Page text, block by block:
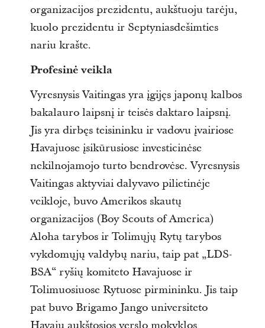
organizacijos prezidentu, aukštuoju tarėju,
kuolo prezidentu ir Septyniasdešimties
nariu krašte.
Profesinė veikla
Vyresnysis Vaitingas yra įgijęs japonų kalbos
bakalauro laipsnį ir teisės daktaro laipsnį.
Jis yra dirbęs teisininku ir vadovu įvairiose
Havajuose įsikūrusiose investicinėse
nekilnojamojo turto bendrovėse. Vyresnysis
Vaitingas aktyviai dalyvavo pilietinėje
veikloje, buvo Amerikos skautų
organizacijos (Boy Scouts of America)
Aloha tarybos ir Tolimųjų Rytų tarybos
vykdomųjų valdybų nariu, taip pat „LDS-
BSA“ ryšių komiteto Havajuose ir
Tolimuosiuose Rytuose pirmininku. Jis taip
pat buvo Brigamo Jango universiteto